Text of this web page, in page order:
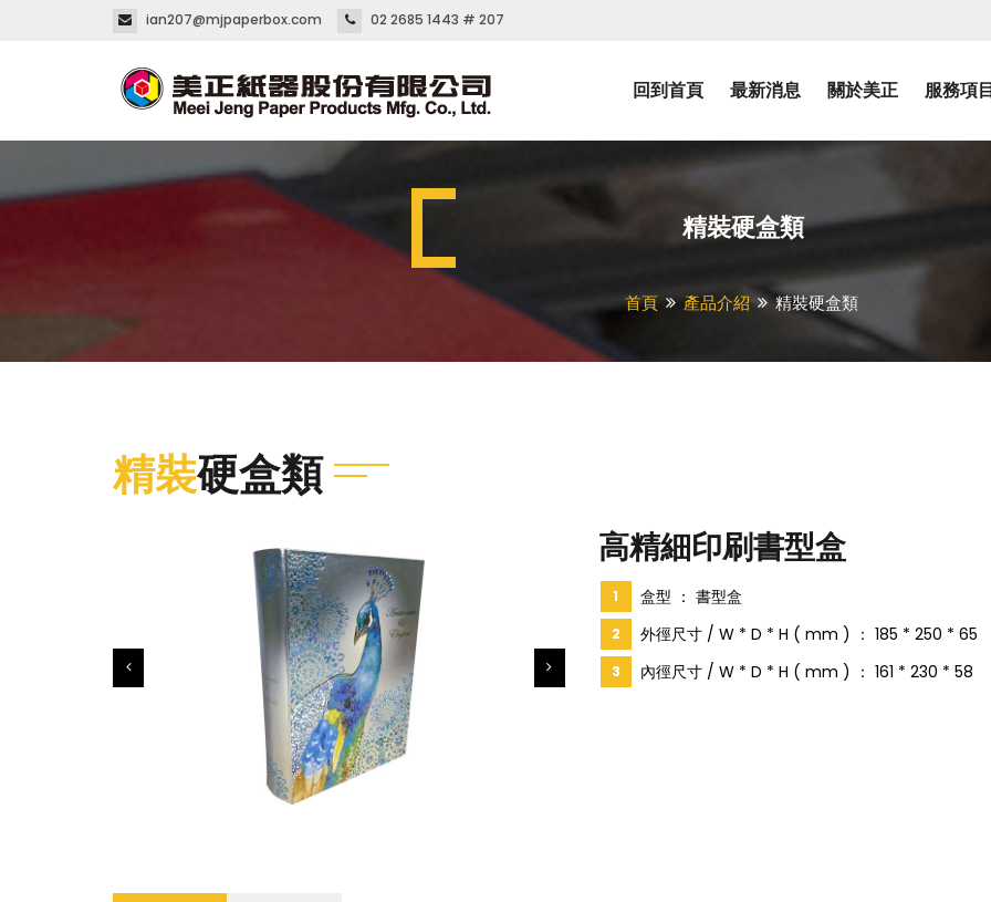
ian207@mjpaperbox.com 02 2685 1443 # 207
回到首頁 最新消息 關於美正 服務項
精裝硬盒類
首頁 產品介紹 精裝硬盒類
精裝硬盒類
高精細印刷書型盒
盒型 ： 書型盒
外徑尺寸 / W * D * H ( mm ) ： 185 * 250 * 65
內徑尺寸 / W * D * H ( mm ) ： 161 * 230 * 58